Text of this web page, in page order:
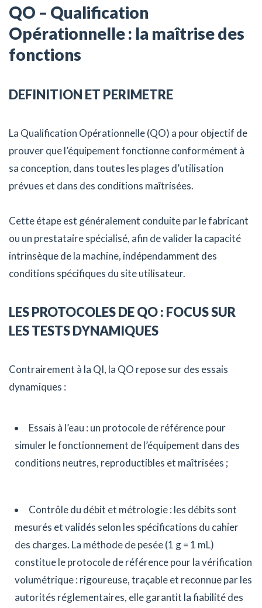
QO – Qualification
Opérationnelle : la maîtrise des
fonctions
DEFINITION ET PERIMETRE
La Qualification Opérationnelle (QO) a pour objectif de
prouver que l’équipement fonctionne conformément à
sa conception, dans toutes les plages d’utilisation
prévues et dans des conditions maîtrisées.
Cette étape est généralement conduite par le fabricant
ou un prestataire spécialisé, afin de valider la capacité
intrinsèque de la machine, indépendamment des
conditions spécifiques du site utilisateur.
LES PROTOCOLES DE QO : FOCUS SUR
LES TESTS DYNAMIQUES
Contrairement à la QI, la QO repose sur des essais
dynamiques :
Essais à l’eau : un protocole de référence pour
simuler le fonctionnement de l’équipement dans des
conditions neutres, reproductibles et maîtrisées ;
Contrôle du débit et métrologie : les débits sont
mesurés et validés selon les spécifications du cahier
des charges. La méthode de pesée (1 g = 1 mL)
constitue le protocole de référence pour la vérification
volumétrique : rigoureuse, traçable et reconnue par les
autorités réglementaires, elle garantit la fiabilité des